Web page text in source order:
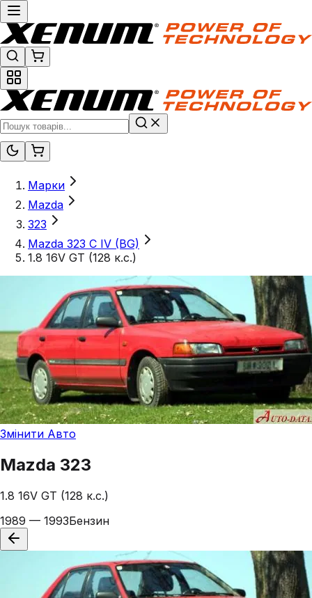
Марки
Mazda
323
Mazda 323 C IV (BG)
1.8 16V GT (128 к.с.)
Змінити Авто
Mazda 323
1.8 16V GT (128 к.с.)
1989 — 1993Бензин